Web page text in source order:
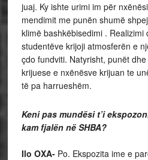
juaj. Ky ishte urimi im për
mendimit me punën shumë
klimë bashkëbisedimi . Realizimi
studentëve krijoji atmosferën e
çdo fundviti. Natyrisht, punët
krijuese e nxënësve krijuan te
të pa harrueshëm.
Keni pas mundësi t’i
kam fjalën në SHBA?
Ilo OXA-Po. Ekspozita ime e